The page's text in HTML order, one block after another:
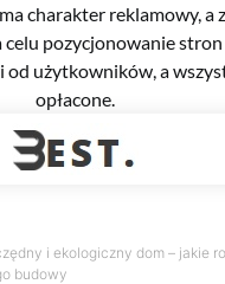
charakter reklamowy, a
celu pozycjonowanie
użytkowników, a
opłacone.
i ekologiczny dom – jakie
budowy